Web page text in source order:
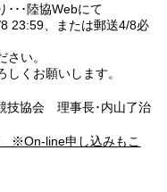
･･･陸協Webにて
23:59、または郵送4/8必
い。
くお願いします。
技協会 理事長･内山了治
※On-line申し込みもこ